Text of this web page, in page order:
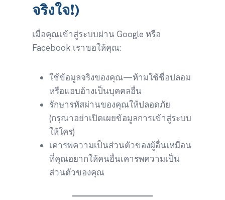
จริงใจ!)
เมื่อคุณเข้าสู่ระบบผ่าน Google หรือ
Facebook เราขอให้คุณ:
ใช้ข้อมูลจริงของคุณ—ห้ามใช้ชื่อปลอม
หรือแอบอ้างเป็นบุคคลอื่น
รักษารหัสผ่านของคุณให้ปลอดภัย
(กรุณาอย่าเปิดเผยข้อมูลการเข้าสู่ระบบ
ให้ใคร)
เคารพความเป็นส่วนตัวของผู้อื่นเหมือน
ที่คุณอยากให้คนอื่นเคารพความเป็น
ส่วนตัวของคุณ